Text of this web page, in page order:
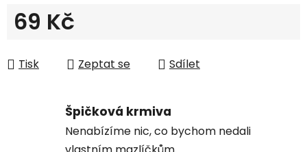
69 Kč
Tisk
Zeptat se Sdílet
Špičková krmiva
Nenabízíme nic, co bychom nedali